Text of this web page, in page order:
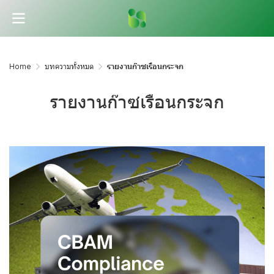
Home บทความทั้งหมด รายงานก๊าซเรือนกระจก
รายงานก๊าซเรือนกระจก